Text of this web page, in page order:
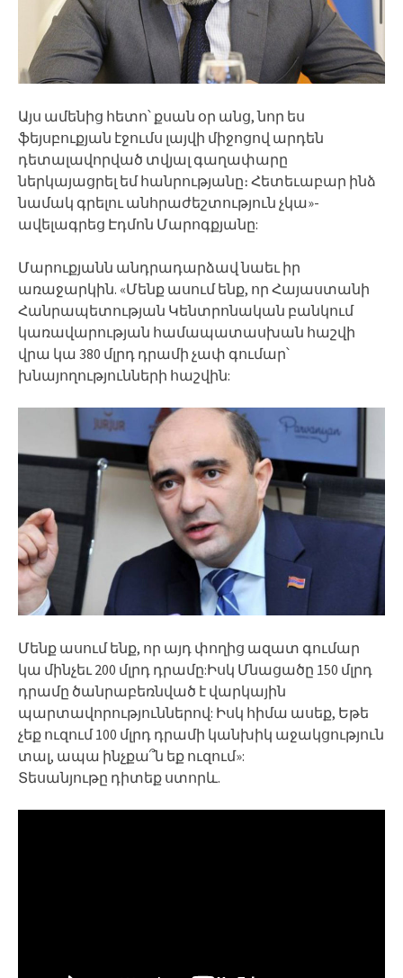
Այս ամենից հետո՝ քսան օր անց, նոր ես
ֆեյսբուքյան էջումս լայվի միջոցով արդեն
դետալավորված տվյալ գաղափարը
ներկայացրել եմ հանրությանը։ Հետեւաբար ինձ
նամակ գրելու անհրաժեշտություն չկա»-
ավելագրեց Էդմոն Մարոգքյանը:
Մարուքյանն անդրադարձավ նաեւ իր
առաջարկին. «Մենք ասում ենք, որ Հայաստանի
Հանրապետության Կենտրոնական բանկում
կառավարության համապատասխան հաշվի
վրա կա 380 մլրդ դրամի չափ գումար՝
խնայողությունների հաշվին:
Մենք ասում ենք, որ այդ փողից ազատ գումար
կա մինչեւ 200 մլրդ դրամը:Իսկ Մնացածը 150 մլրդ
դրամը ծանրաբեռնված է վարկային
պարտավորություններով: Իսկ հիմա ասեք, Եթե
չեք ուզում 100 մլրդ դրամի կանխիկ աջակցություն
տալ, ապա ինչքա՞ն եք ուզում»:
Տեսանյութը դիտեք ստորև.